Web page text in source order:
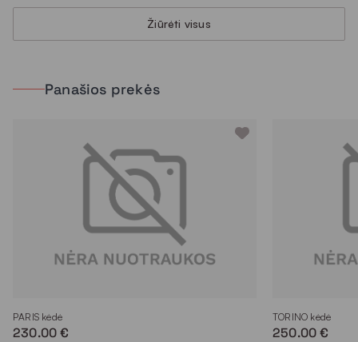
Žiūrėti visus
Panašios prekės
PARIS kėdė
230.00 €
TORINO kėdė
250.00 €